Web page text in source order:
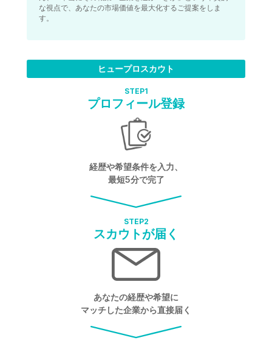
な視点で、あなたの市場価値を最大化するご提案をしま
す。
ヒュープロスカウト
STEP1
プロフィール登録
経歴や希望条件を入力、
最短5分で完了
STEP2
スカウトが届く
あなたの経歴や希望に
マッチした企業から直接届く